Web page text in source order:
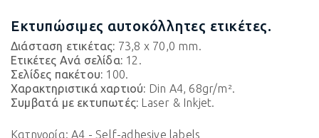
Εκτυπώσιμες αυτοκόλλητες ετικέτες.
Διάσταση ετικέτας: 73,8 x 70,0 mm.
Ετικέτες Ανά σελίδα: 12.
Σελίδες πακέτου: 100.
Χαρακτηριστικά χαρτιού: Din A4, 68gr/m².
Συμβατά με εκτυπωτές: Laser & Inkjet.
Κατηγορία:A4 - Self-adhesive labels